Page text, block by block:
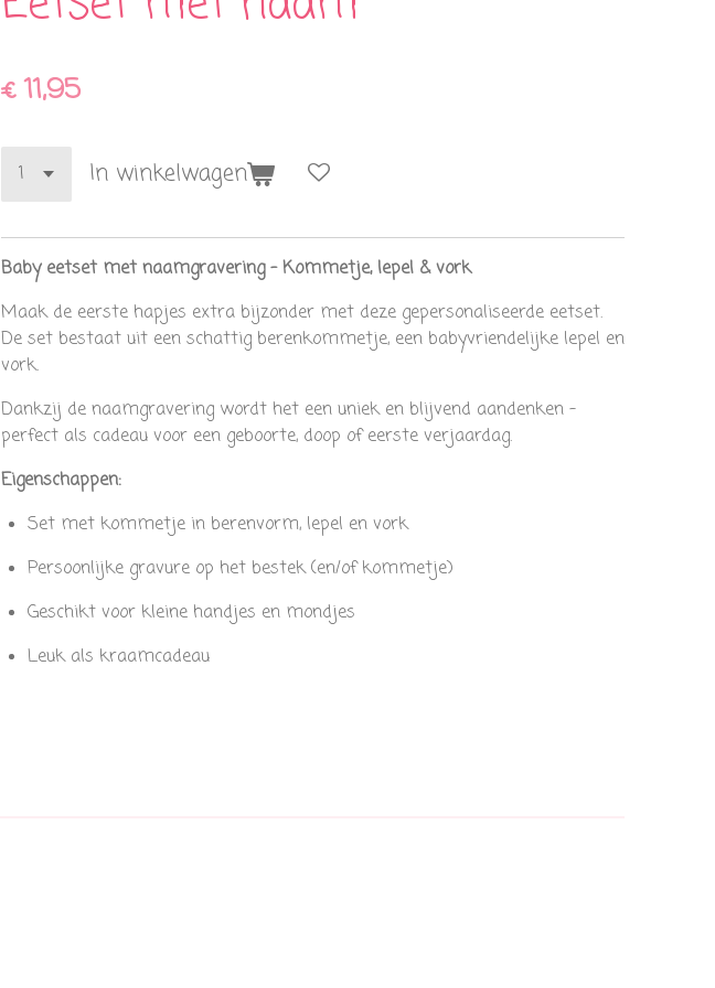
€ 11,95
In winkelwagen
Baby eetset met naamgravering – Kommetje, lepel & vork
Maak de eerste hapjes extra bijzonder met deze gepersonaliseerde eetset.
De set bestaat uit een schattig berenkommetje, een babyvriendelijke lepel en
vork.
Dankzij de naamgravering wordt het een uniek en blijvend aandenken –
perfect als cadeau voor een geboorte, doop of eerste verjaardag.
Eigenschappen:
Set met kommetje in berenvorm, lepel en vork
Persoonlijke gravure op het bestek (en/of kommetje)
Geschikt voor kleine handjes en mondjes
Leuk als kraamcadeau